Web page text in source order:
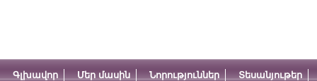
Գլխավոր Մեր մասին Նորություններ Տեսանյութեր